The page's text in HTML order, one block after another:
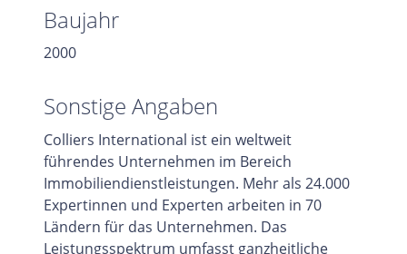
Baujahr
2000
Sonstige Angaben
Colliers International ist ein weltweit
führendes Unternehmen im Bereich
Immobiliendienstleistungen. Mehr als 24.000
Expertinnen und Experten arbeiten in 70
Ländern für das Unternehmen. Das
Leistungsspektrum umfasst ganzheitliche